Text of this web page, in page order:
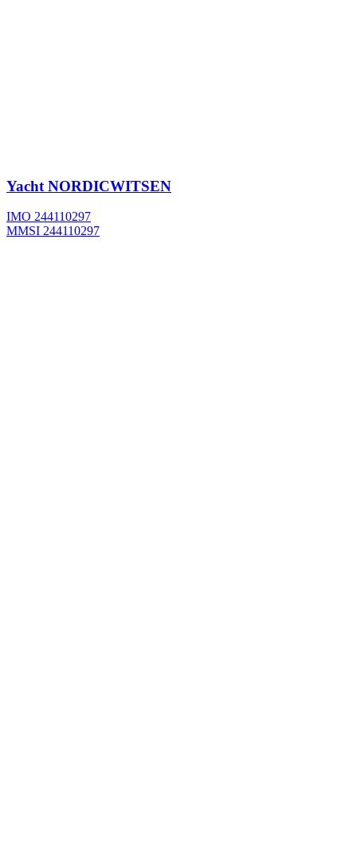
Yacht NORDICWITSEN
IMO 244110297
MMSI 244110297